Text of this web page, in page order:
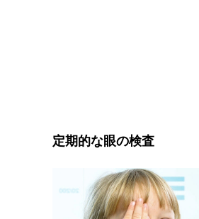
定期的な眼の検査